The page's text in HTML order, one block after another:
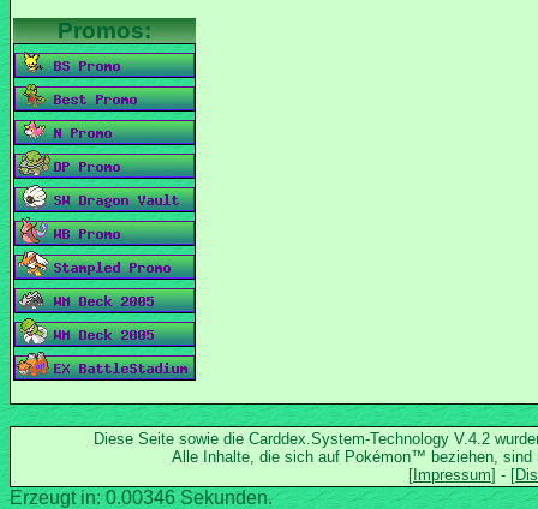
Diese Seite sowie die Carddex.System-Technology V.4.2
Alle Inhalte, die sich auf Pokémon™ beziehen, sind
Erzeugt in: 0.00346 Sekunden.